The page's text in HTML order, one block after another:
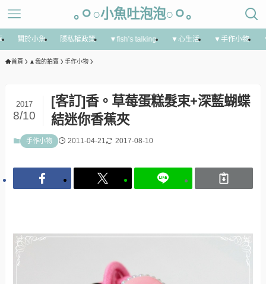
｡ㅇ○小魚吐泡泡○ㅇ｡
關於小魚 隱私權政策 ▼fish’s talking ▼心生活 ▼手作小物
首頁 ▲我的拍賣 手作小物
[客訂]香。草莓蛋糕髮束+深藍蝴蝶
結迷你香蕉夾
2017
8/10
手作小物 2011-04-21 2017-08-10